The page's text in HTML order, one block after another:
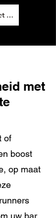
Neem nu contact met ons op.
met
of
boost
op maat
uw bar